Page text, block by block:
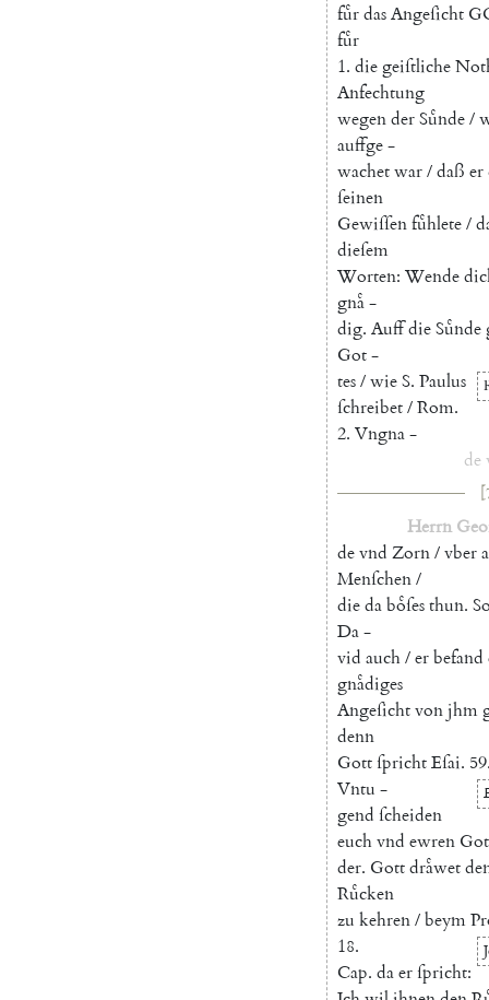
fuͤrdasAngeſicht
fuͤr
1. diegeiſtliche
Anfechtung
wegenderSuͤnde/
auffge-
wachetwar/daß er
ſeinen
Gewiſſenfuͤhlete/
dieſem
Worten: Wende
gnaͤ-
dig. AuffdieSuͤnde
Got-
tes/wieS. Paulus
ſchreibet/Rom.
2. Vngna-
de
Herrn
devnd Zorn/vber
Menſchen/
diedaboͤſesthun.
Da-
vid auch/erbefand
gnaͤdiges
Angeſichtvonjhm
denn
GottſprichtEſai.
Vntu -
gend ſcheiden
euchvnd ewren
der. Gottdraͤwet
Ruͤcken
zu kehren/beym
18.
Cap. daerſpricht: